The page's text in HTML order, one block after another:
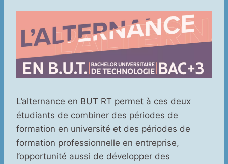
L’alternance en BUT RT permet à ces deux
étudiants de combiner des périodes de
formation en université et des périodes de
formation professionnelle en entreprise,
l’opportunité aussi de développer des